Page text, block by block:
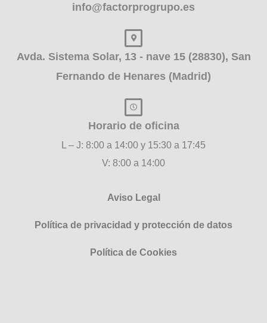
info@factorprogrupo.es
Avda. Sistema Solar, 13 - nave 15 (28830), San
Fernando de Henares (Madrid)
Horario de oficina
L – J: 8:00 a 14:00 y 15:30 a 17:45
V: 8:00 a 14:00
Aviso Legal
Política de privacidad y protección de datos
Política de Cookies